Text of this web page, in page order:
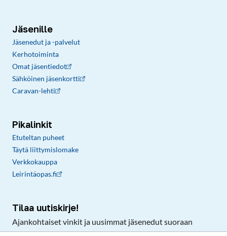
Jäsenille
Jäsenedut ja -palvelut
Kerhotoiminta
Omat jäsentiedot
Sähköinen jäsenkortti
Caravan-lehti
Pikalinkit
Etuteltan puheet
Täytä liittymislomake
Verkkokauppa
Leirintäopas.fi
Tilaa uutiskirje!
Ajankohtaiset vinkit ja uusimmat jäsenedut suoraan